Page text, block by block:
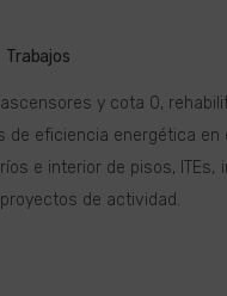
Trabajos
y cota 0,
de eficiencia energética en
e interior de pisos, ITEs,
de actividad.